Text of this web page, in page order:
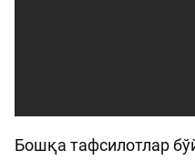
Бошқа тафсилотлар